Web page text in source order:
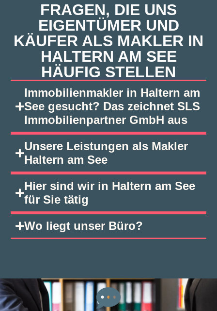
FRAGEN, DIE UNS
EIGENTÜMER UND
KÄUFER ALS MAKLER IN
HALTERN AM SEE
HÄUFIG STELLEN
Immobilienmakler in Haltern am
See gesucht? Das zeichnet SLS
Immobilienpartner GmbH aus
Unsere Leistungen als Makler
Haltern am See
Hier sind wir in Haltern am See
für Sie tätig
Wo liegt unser Büro?